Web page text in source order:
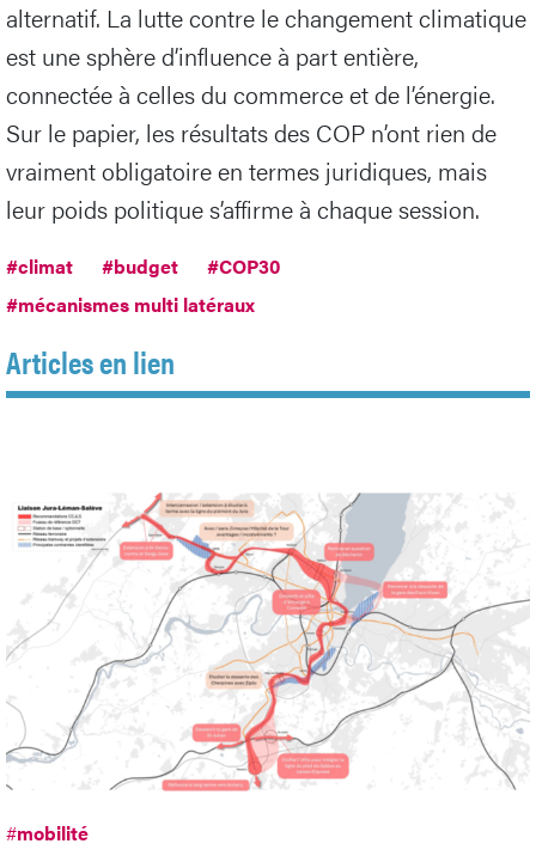
alternatif. La lutte contre le changement climatique
est une sphère d’influence à part entière,
connectée à celles du commerce et de l’énergie.
Sur le papier, les résultats des COP n’ont rien de
vraiment obligatoire en termes juridiques, mais
leur poids politique s’affirme à chaque session.
#climat #budget
#COP30
#mécanismes multi latéraux
Articles en lien
#mobilité